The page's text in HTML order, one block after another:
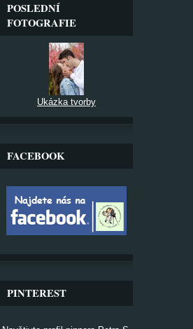
POSLEDNÍ
FOTOGRAFIE
Ukázka tvorby
FACEBOOK
PINTEREST